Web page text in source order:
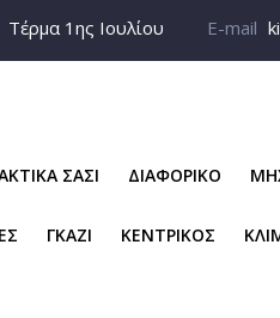
Τέρμα 1ης Ιουλίου E-mail
ΣΑΣΙ ΔΙΑΦΟΡΙΚΟ
ΓΚΑΖΙ ΚΕΝΤΡΙΚΟΣ